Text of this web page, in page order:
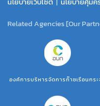
Related Agencies [Our
องค์การบริหารจัดการก๊าซเรือนกระ